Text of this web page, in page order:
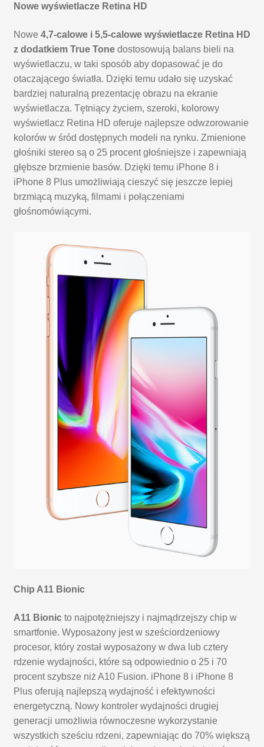
Nowe wyświetlacze Retina HD
Nowe 4,7-calowe i 5,5-calowe wyświetlacze Retina HD
z dodatkiem True Tonedostosowują balans bieli na
wyświetlaczu, w taki sposób aby dopasować je do
otaczającego światła. Dzięki temu udało się uzyskać
bardziej naturalną prezentację obrazu na ekranie
wyświetlacza. Tętniący życiem, szeroki, kolorowy
wyświetlacz Retina HD oferuje najlepsze odwzorowanie
kolorów w śród dostępnych modeli na rynku. Zmienione
głośniki stereo są o 25 procent głośniejsze i zapewniają
głębsze brzmienie basów. Dzięki temu iPhone 8 i
iPhone 8 Plus umożliwiają cieszyć się jeszcze lepiej
brzmiącą muzyką, filmami i połączeniami
głośnomówiącymi.
Chip A11 Bionic
A11 Bionicto najpotężniejszy i najmądrzejszy chip w
smartfonie. Wyposażony jest w sześciordzeniowy
procesor, który został wyposażony w dwa lub cztery
rdzenie wydajności, które są odpowiednio o 25 i 70
procent szybsze niż A10 Fusion. iPhone 8 i iPhone 8
Plus oferują najlepszą wydajność i efektywności
energetyczną. Nowy kontroler wydajności drugiej
generacji umożliwia równoczesne wykorzystanie
wszystkich sześciu rdzeni, zapewniając do 70% większą